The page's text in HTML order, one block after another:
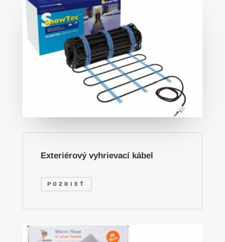
Exteriérový vyhrievací kábel
POZRIEŤ